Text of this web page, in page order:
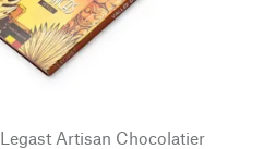
Legast Artisan Chocolatier